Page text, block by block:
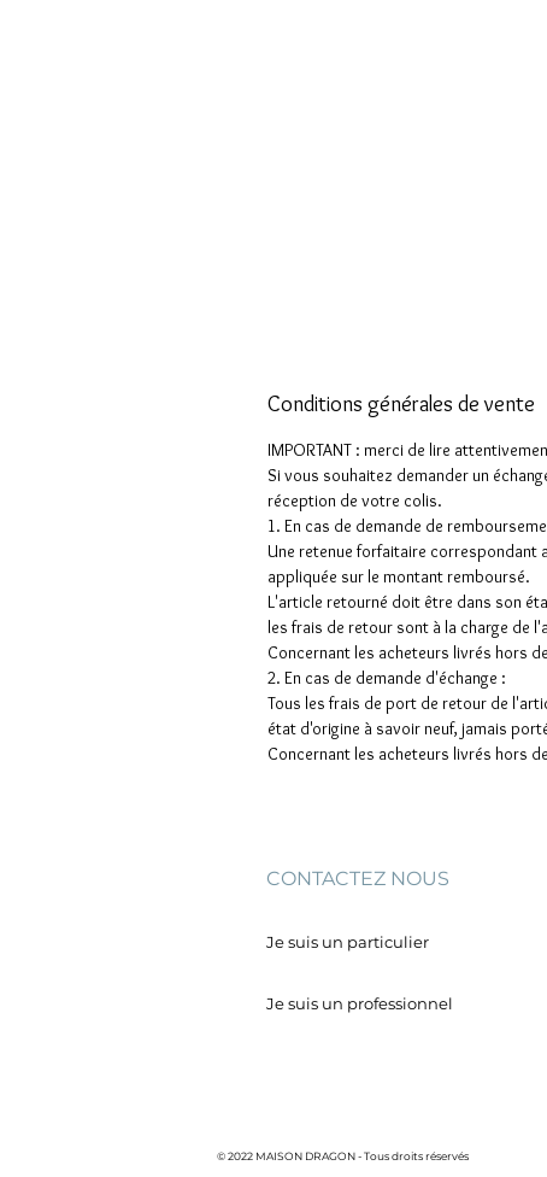
Conditions générales de vente
IMPORTANT : merci de lire
Si vous souhaitez demander un
réception de votre colis.
1. En cas de demande de
Une retenue forfaitaire correspondant
appliquée sur le montant remboursé.
L'article retourné doit être dans son
les frais de retour sont à la charge de
Concernant les acheteurs livrés hors
2. En cas de demande d'échange :
Tous les frais de port de retour de
état d'origine à savoir neuf, jamais
Concernant les acheteurs livrés hors
CONTACTEZ NOUS
Je suis un particulier
Je suis un professionnel
© 2022 MAISON DRAGON - Tous droits réservés